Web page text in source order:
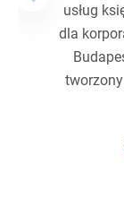
usług
dla